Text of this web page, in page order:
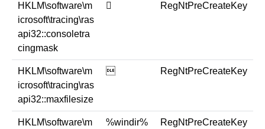
HKLM\software\m
icrosoft\tracing\ras
api32::consoletra
cingmask
￿ RegNtPreCreateKey
HKLM\software\m
icrosoft\tracing\ras
api32::maxfilesize
 RegNtPreCreateKey
HKLM\software\m
%windir%
RegNtPreCreateKey